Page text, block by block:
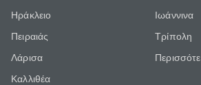
Ηράκλειο
Πειραιάς
Λάρισα
Καλλιθέα
Ιωάννινα
Τρίπολη